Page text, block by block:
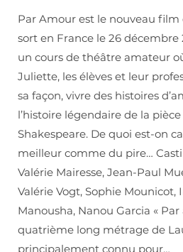
Par Amour est le nouveau
sort en France le 26 décembre
un cours de théâtre amateur
Juliette, les élèves et leur
sa façon, vivre des histoires
l’histoire légendaire de la
Shakespeare. De quoi est-on
meilleur comme du pire…
Valérie Mairesse, Jean-Paul
Valérie Vogt, Sophie Mounicot,
Manousha, Nanou Garcia «
quatrième long métrage de
principalement connu pour…